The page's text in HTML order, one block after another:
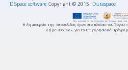
DSpace software Copyright © 2015 Duraspace
Η δημιουργία της Ιστοσελίδας έγινε στο πλαίσιο του
Δήμο Βύρωνα», για το Επιχειρησιακό